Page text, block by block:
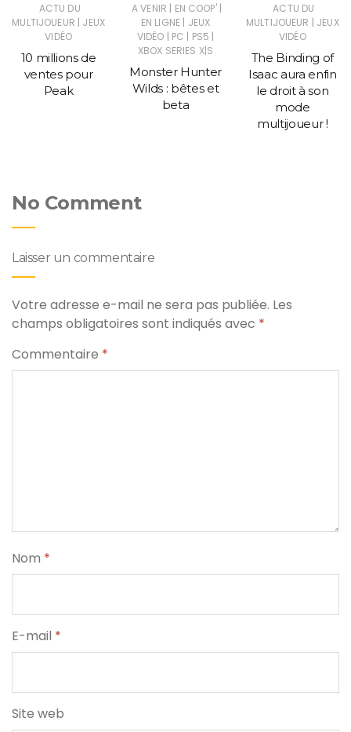
ACTU DU
MULTIJOUEUR | JEUX
VIDÉO
10 millions de
ventes pour
Peak
A VENIR | EN COOP' |
EN LIGNE | JEUX
VIDÉO | PC | PS5 |
XBOX SERIES X|S
Monster Hunter
Wilds : bêtes et
beta
ACTU DU
MULTIJOUEUR | JEUX
VIDÉO
The Binding of
Isaac aura enfin
le droit à son
mode
multijoueur !
No Comment
Laisser un commentaire
Votre adresse e-mail ne sera pas publiée. Les
champs obligatoires sont indiqués avec *
Commentaire *
Nom *
E-mail *
Site web